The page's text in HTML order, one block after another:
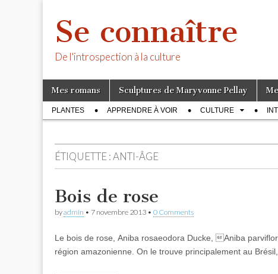
Se connaître
De l'introspection à la culture
Main
menu
Skip
content
Mes romans Sculptures de Maryvonne Pellay
Sub
menu
PLANTES APPRENDRE À VOIR CULTURE
ÉTIQUETTE :ANTI-ÂGE
Bois de rose
byadmin • 7 novembre 2013 • 0 Comments
Le bois de rose, Aniba rosaeodora Ducke, Aniba
région amazonienne. On le trouve principalement au